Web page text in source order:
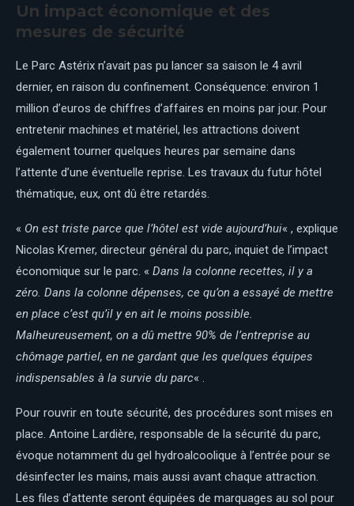
Un impact économique et des
mesures de sécurité
Le Parc Astérix n’avait pas pu lancer sa saison le 4 avril
dernier, en raison du confinement. Conséquence: environ 1
million d’euros de chiffres d’affaires en moins par jour. Pour
entretenir machines et matériel, les attractions doivent
également tourner quelques heures par semaine dans
l’attente d’une éventuelle reprise. Les travaux du futur hôtel
thématique, eux, ont dû être retardés.
« On est triste parce que l’hôtel est vide aujourd’hui« , explique
Nicolas Kremer, directeur général du parc, inquiet de l’impact
économique sur le parc. « Dans la colonne recettes, il y a
zéro. Dans la colonne dépenses, ce qu’on a essayé de mettre
en place c’est qu’il y en ait le moins possible.
Malheureusement, on a dû mettre 90% de l’entreprise au
chômage partiel, en ne gardant que les quelques équipes
indispensables à la survie du parc« .
Pour rouvrir en toute sécurité, des procédures sont mises en
place. Antoine Lardière, responsable de la sécurité du parc,
évoque notamment du gel hydroalcoolique à l’entrée pour se
désinfecter les mains, mais aussi avant chaque attraction.
Les files d’attente seront équipées de marquages au sol pour